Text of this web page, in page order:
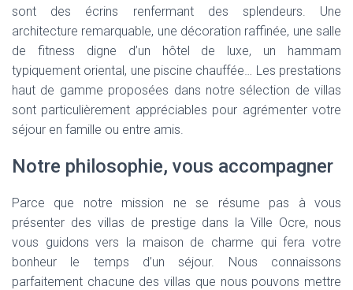
sont des écrins renfermant des splendeurs. Une
architecture remarquable, une décoration raffinée, une salle
de fitness digne d’un hôtel de luxe, un hammam
typiquement oriental, une piscine chauffée… Les prestations
haut de gamme proposées dans notre sélection de villas
sont particulièrement appréciables pour agrémenter votre
séjour en famille ou entre amis.
Notre philosophie, vous accompagner
Parce que notre mission ne se résume pas à vous
présenter des villas de prestige dans la Ville Ocre, nous
vous guidons vers la maison de charme qui fera votre
bonheur le temps d’un séjour. Nous connaissons
parfaitement chacune des villas que nous pouvons mettre